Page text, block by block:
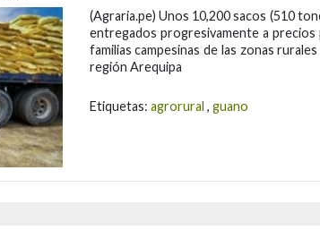
(Agraria.pe) Unos 10,200 sacos (510
entregados progresivamente a precios
familias campesinas de las zonas
región Arequipa
Etiquetas: agrorural , guano